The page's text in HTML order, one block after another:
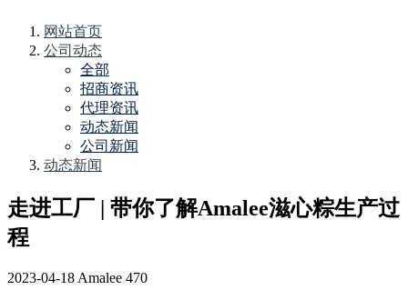
网站首页
公司动态
全部
招商资讯
代理资讯
动态新闻
公司新闻
动态新闻
走进工厂 | 带你了解Amalee滋心粽生产过
程
2023-04-18 Amalee 470